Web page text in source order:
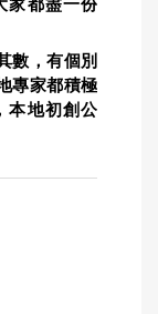
家都盡一份
數，有個別
專家都積極
本地初創公